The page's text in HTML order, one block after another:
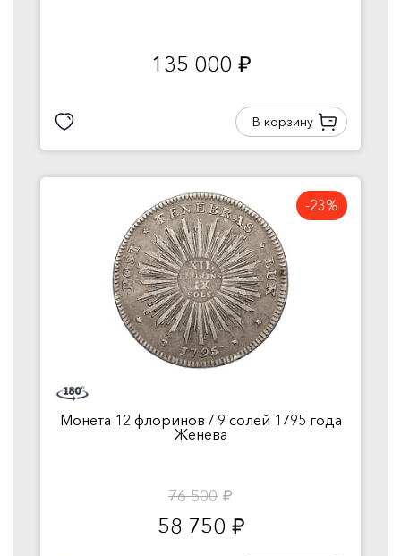
135 000 руб.
В корзину
-23%
Монета 12 флоринов / 9 солей 1795 года
Женева
76 500 руб.
58 750 руб.